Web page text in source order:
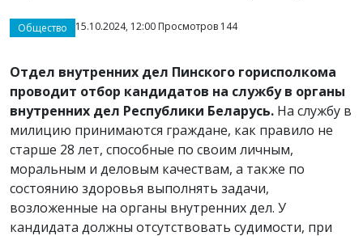
Общество 15.10.2024, 12:00 Просмотров 144
Отдел внутренних дел Пинского горисполкома
проводит отбор кандидатов на службу в органы
внутренних дел Республики Беларусь. На службу в
милицию принимаются граждане, как правило не
старше 28 лет, способные по своим личным,
моральным и деловым качествам, а также по
состоянию здоровья выполнять задачи,
возложенные на органы внутренних дел. У
кандидата должны отсутствовать судимости, при